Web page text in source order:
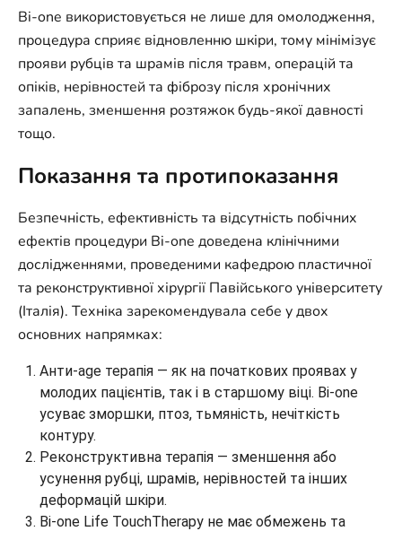
Bi-one використовується не лише для омолодження,
процедура сприяє відновленню шкіри, тому мінімізує
прояви рубців та шрамів після травм, операцій та
опіків, нерівностей та фіброзу після хронічних
запалень, зменшення розтяжок будь-якої давності
тощо.
Показання та протипоказання
Безпечність, ефективність та відсутність побічних
ефектів процедури Bi-one доведена клінічними
дослідженнями, проведеними кафедрою пластичної
та реконструктивної хірургії Павійського університету
(Італія). Техніка зарекомендувала себе у двох
основних напрямках:
Анти-age терапія — як на початкових проявах у
молодих пацієнтів, так і в старшому віці. Bi-one
усуває зморшки, птоз, тьмяність, нечіткість
контуру.
Реконструктивна терапія — зменшення або
усунення рубці, шрамів, нерівностей та інших
деформацій шкіри.
Bi-one Life TouchTherapy не має обмежень та